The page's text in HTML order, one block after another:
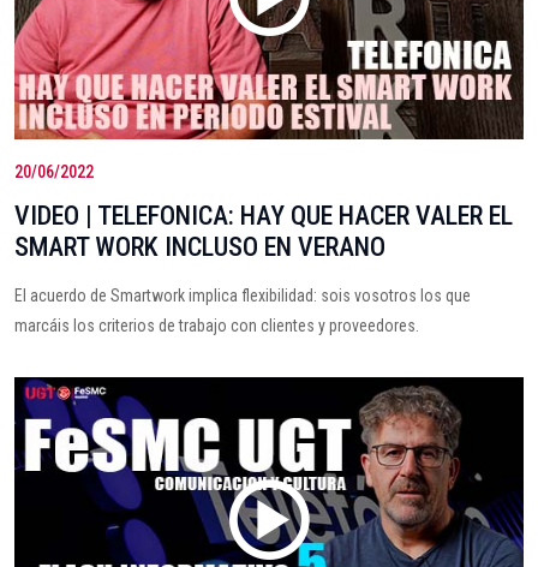
20/06/2022
VIDEO | TELEFONICA: HAY QUE HACER VALER EL
SMART WORK INCLUSO EN VERANO
El acuerdo de Smartwork implica flexibilidad: sois vosotros los que
marcáis los criterios de trabajo con clientes y proveedores.